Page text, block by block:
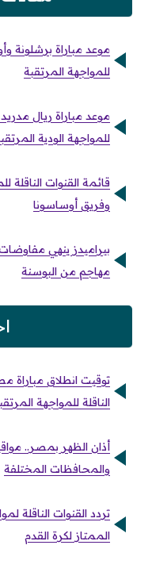
موعد مباراة برشلونة
للمواجهة المرتقبة
موعد مباراة ريال مدريد
للمواجهة الودية
قائمة القنوات الناقلة
وفريق أوساسونا
بيراميدز ينهي
مهاجم من البوسنة
توقيت انطلاق مباراة
الناقلة للمواجهة
أذان الظهر بمصر..
والمحافظات المختلفة
تردد القنوات الناقلة
الممتاز لكرة القدم